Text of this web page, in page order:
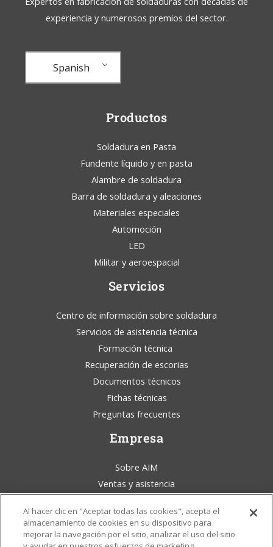
experiencia y numerosos premios del sector.
Spanish
Productos
Soldadura en Pasta
Fundente líquido y en pasta
Alambre de soldadura
Barra de soldadura y aleaciones
Materiales especiales
Automoción
LED
Militar y aeroespacial
Servicios
Centro de información sobre soldadura
Servicios de asistencia técnica
Formación técnica
Recuperación de escorias
Documentos técnicos
Fichas técnicas
Preguntas frecuentes
Empresa
Sobre AIM
Ventas y asistencia
Condiciones generales
Aviso legal
Al hacer clic en "Aceptar todas las cookies", acepta el
almacenamiento de cookies en su dispositivo para
mejorar la navegación por el sitio, analizar el uso del sitio